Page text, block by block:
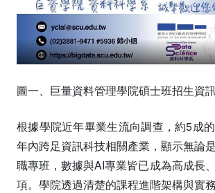
圖一、巨量資料管理學院碩士班招生資訊
根據學院近年畢業生流向調查，約5成
年內跨足資訊科技相關產業，顯示無論
職專班，數據與AI專業皆已成為高成長
項。學院透過清楚的課程進階架構與實